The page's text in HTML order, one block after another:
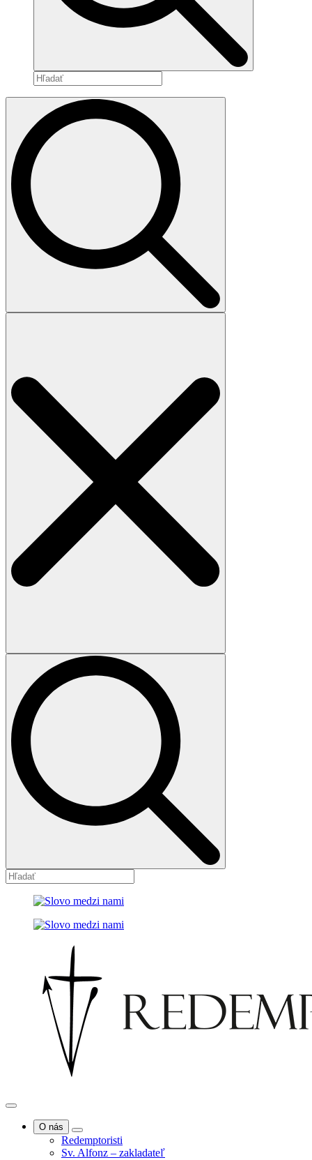
Search
O nás
Redemptoristi
Sv. Alfonz – zakladateľ